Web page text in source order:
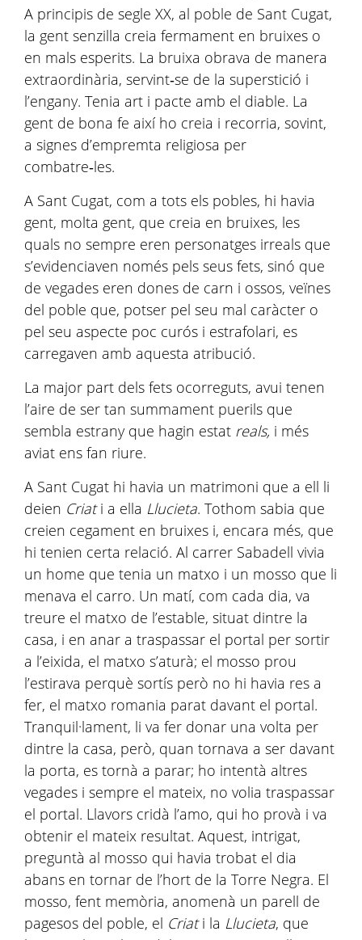
A principis de segle XX, al poble de Sant Cugat,
la gent senzilla creia fermament en bruixes o
en mals esperits. La bruixa obrava de manera
extraordinària, servint‑se de la superstició i
l’engany. Tenia art i pacte amb el diable. La
gent de bona fe així ho creia i recorria, sovint,
a signes d’empremta religiosa per
combatre‑les.
A Sant Cugat, com a tots els pobles, hi havia
gent, molta gent, que creia en bruixes, les
quals no sempre eren personatges irreals que
s’evidenciaven només pels seus fets, sinó que
de vegades eren dones de carn i ossos, veïnes
del poble que, potser pel seu mal caràcter o
pel seu aspecte poc curós i estrafolari, es
carregaven amb aquesta atribució.
La major part dels fets ocorreguts, avui tenen
l’aire de ser tan summament puerils que
sembla estrany que hagin estat reals, i més
aviat ens fan riure.
A Sant Cugat hi havia un matrimoni que a ell li
deien Criati a ella Llucieta. Tothom sabia que
creien cegament en bruixes i, encara més, que
hi tenien certa relació. Al carrer Sabadell vivia
un home que tenia un matxo i un mosso que li
menava el carro. Un matí, com cada dia, va
treure el matxo de l’estable, situat dintre la
casa, i en anar a traspassar el portal per sortir
a l’eixida, el matxo s’aturà; el mosso prou
l’estirava perquè sortís però no hi havia res a
fer, el matxo romania parat davant el portal.
Tranquil·lament, li va fer donar una volta per
dintre la casa, però, quan tornava a ser davant
la porta, es tornà a parar; ho intentà altres
vegades i sempre el mateix, no volia traspassar
el portal. Llavors cridà l’amo, qui ho provà i va
obtenir el mateix resultat. Aquest, intrigat,
preguntà al mosso qui havia trobat el dia
abans en tornar de l’hort de la Torre Negra. El
mosso, fent memòria, anomenà un parell de
pagesos del poble, el Criati la Llucieta, que